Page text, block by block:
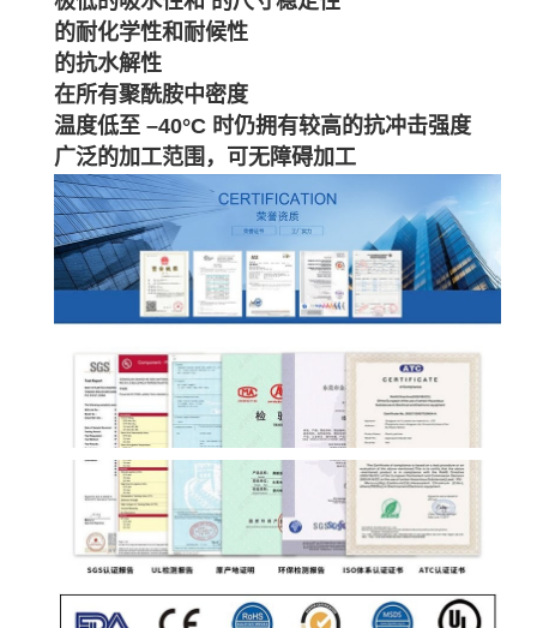
的耐化学性和耐候性
的抗水解性
在所有聚酰胺中密度
温度低至 –40°C 时仍拥有较高的抗冲击强度
广泛的加工范围，可无障碍加工